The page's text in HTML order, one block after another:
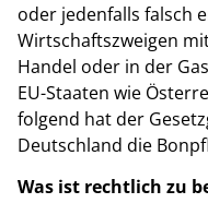
oder jedenfalls falsch
Wirtschaftszweigen
Handel oder in der
EU-Staaten wie
folgend hat der
Deutschland die
Was ist rechtlich zu